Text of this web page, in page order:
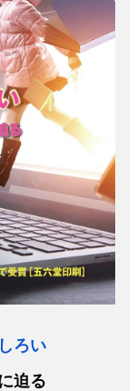
ス・多彩な商材～
2022 検査・校正特集
鑑
ポリシー お問い
ろい
迫る